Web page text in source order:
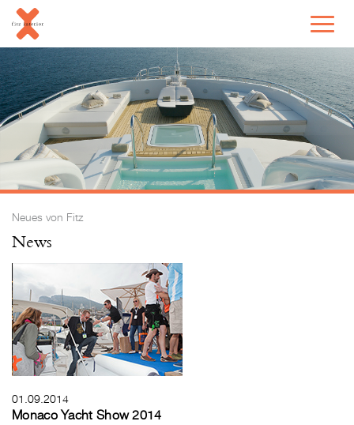
Neues von Fitz
News
01.09.2014
Monaco Yacht Show 2014